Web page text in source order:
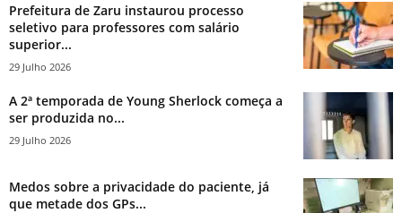
Prefeitura de Zaru instaurou processo
seletivo para professores com salário
superior...
29 Julho 2026
A 2ª temporada de Young Sherlock começa a
ser produzida no...
29 Julho 2026
Medos sobre a privacidade do paciente, já
que metade dos GPs...